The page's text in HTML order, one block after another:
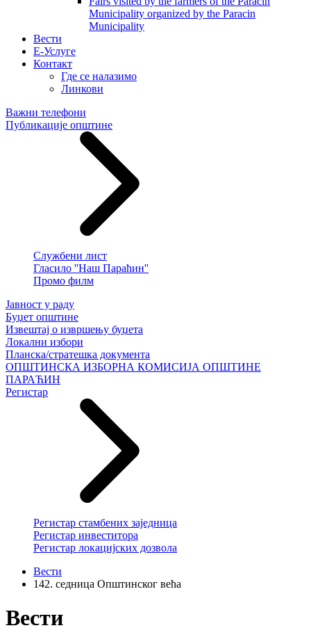
Municipality organized by the Paracin
Municipality
Вести
E-Услуге
Контакт
Где се налазимо
Линкови
Важни телефони
Публикације општине
Службени лист
Гласило ''Наш Параћин''
Промо филм
Јавност у раду
Буџет општине
Извештај о извршењу буџета
Локални избори
Планска/стратешка документа
ОПШТИНСКА ИЗБОРНА КОМИСИЈА ОПШТИНЕ
ПАРАЋИН
Регистар
Регистар стамбених заједница
Регистар инвеститора
Регистар локацијских дозвола
Вести
142. седница Општинског већа
Вести